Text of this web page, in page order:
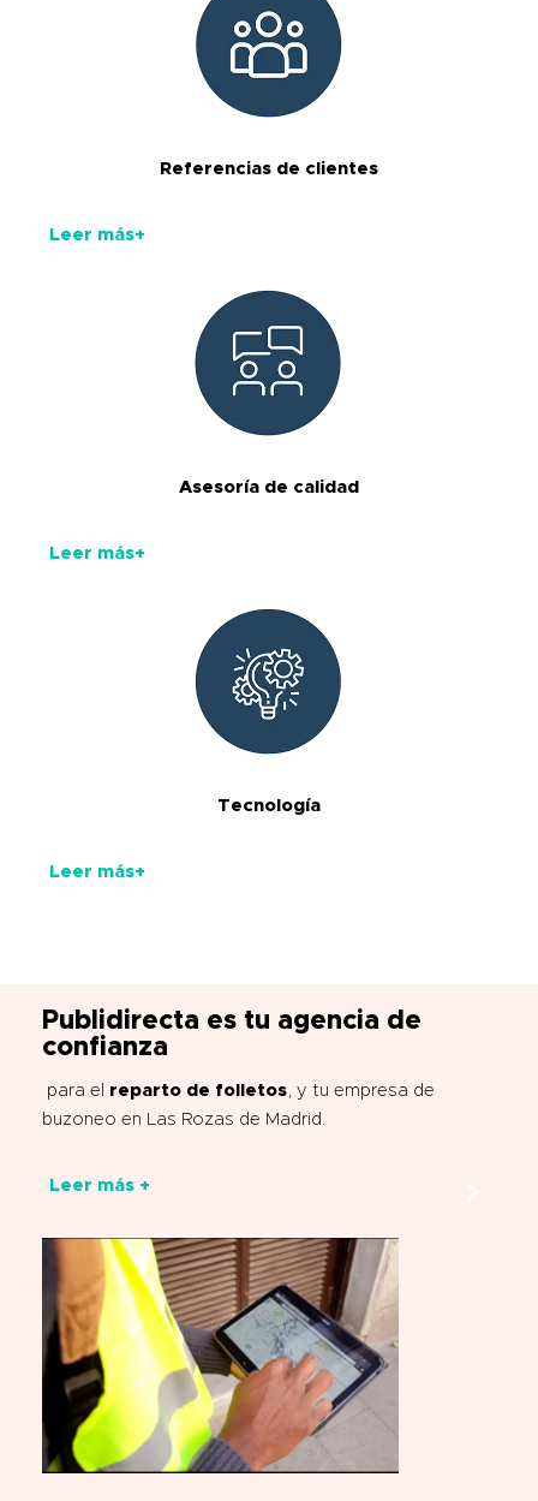
Referencias de clientes
Leer más+
Asesoría de calidad
Leer más+
Tecnología
Leer más+
Publidirecta es tu agencia de
confianza
para el reparto de folletos , y tu empresa de
buzoneo en Las Rozas de Madrid.
Leer más +